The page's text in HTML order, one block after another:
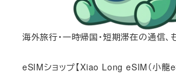
海外旅行・一時帰国・短期滞在の通信、
eSIMショップ【Xiao Long eSIM（小龍